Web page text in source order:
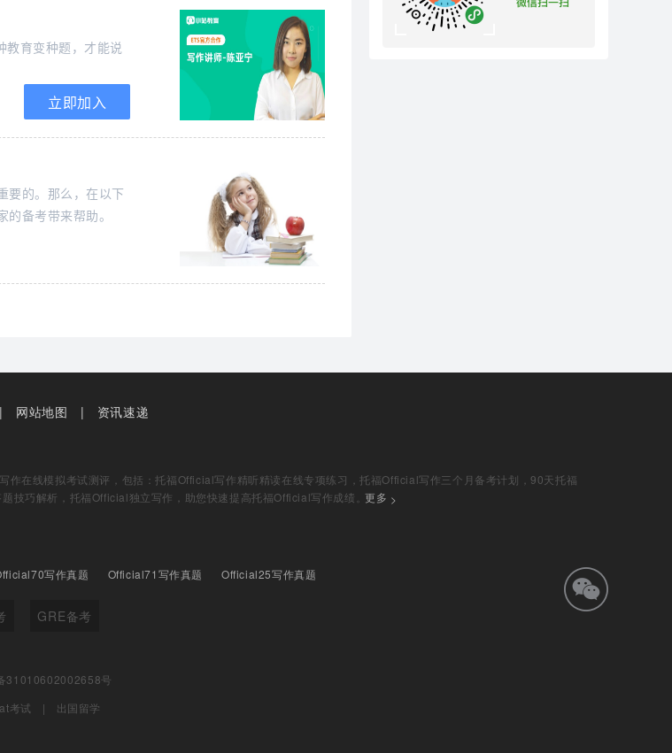
育变种题，才能说
立即加入
要的。那么，在以下
备考带来帮助。
网站地图 资讯速递
在线模拟考试测评，包括：托福Official写作精听精读在线专项练习，托福Official写作三个月备考计划，90天托福
技巧解析，托福Official独立写作，助您快速提高托福Official写作成绩。更多
写作真题 Official71写作真题 Official25写作真题
GRE备考
31010602002658号
考试 出国留学